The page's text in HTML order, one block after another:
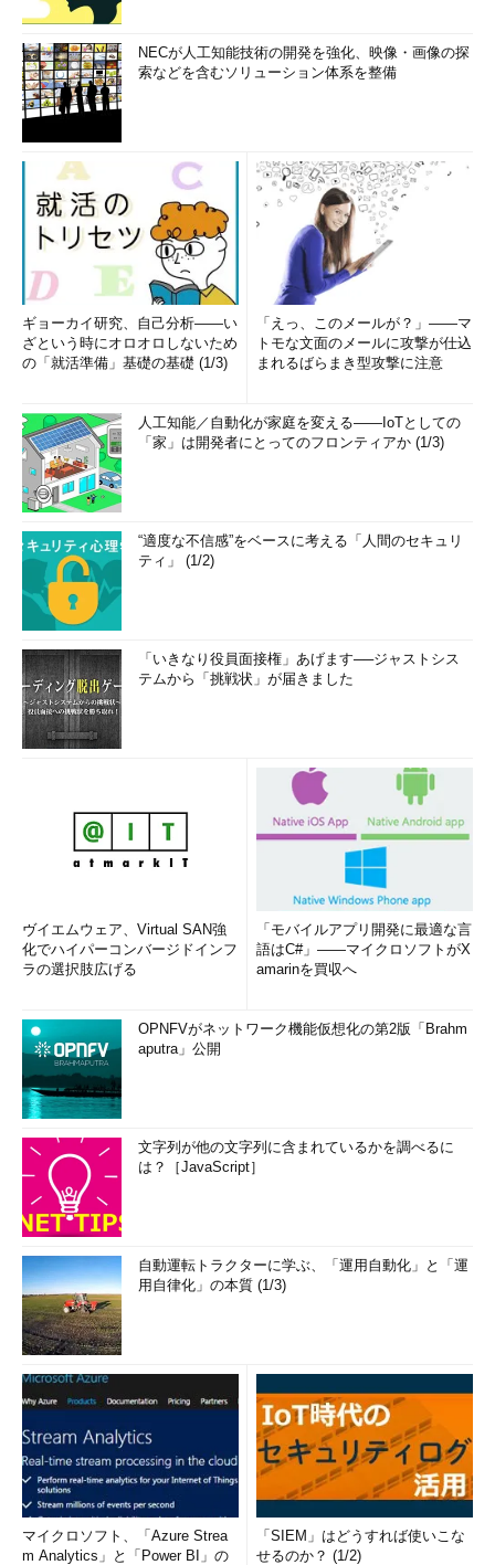
NECが人工知能技術の開発を強化、映像・画像の探
索などを含むソリューション体系を整備
ギョーカイ研究、自己分析――い
ざという時にオロオロしないため
の「就活準備」基礎の基礎 (1/3)
「えっ、このメールが？」――マ
トモな文面のメールに攻撃が仕込
まれるばらまき型攻撃に注意
人工知能／自動化が家庭を変える――IoTとしての
「家」は開発者にとってのフロンティアか (1/3)
“適度な不信感”をベースに考える「人間のセキュリ
ティ」 (1/2)
「いきなり役員面接権」あげます──ジャストシス
テムから「挑戦状」が届きました
ヴイエムウェア、Virtual SAN強
化でハイパーコンバージドインフ
ラの選択肢広げる
「モバイルアプリ開発に最適な言
語はC#」――マイクロソフトがX
amarinを買収へ
OPNFVがネットワーク機能仮想化の第2版「Brahm
aputra」公開
文字列が他の文字列に含まれているかを調べるに
は？［JavaScript］
自動運転トラクターに学ぶ、「運用自動化」と「運
用自律化」の本質 (1/3)
マイクロソフト、「Azure Strea
m Analytics」と「Power BI」の
「SIEM」はどうすれば使いこな
せるのか？ (1/2)